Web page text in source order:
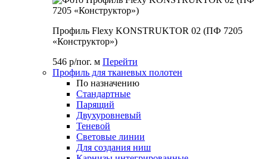
Профиль Flexy KONSTRUKTOR 02 (ПФ 7205
«Конструктор»)
546 р/пог. м Перейти
Профиль для тканевых полотен
По назначению
Стандартные
Парящий
Двухуровневый
Теневой
Световые линии
Для создания ниш